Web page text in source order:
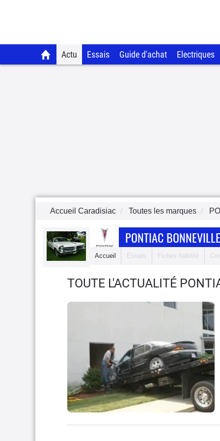
Actu Essais Guide d'achat Electriques
Accueil Caradisiac Toutes les marques
PONTIAC BONNEVILLE
Accueil Essais Fiches fiabilité
TOUTE L'ACTUALITÉ